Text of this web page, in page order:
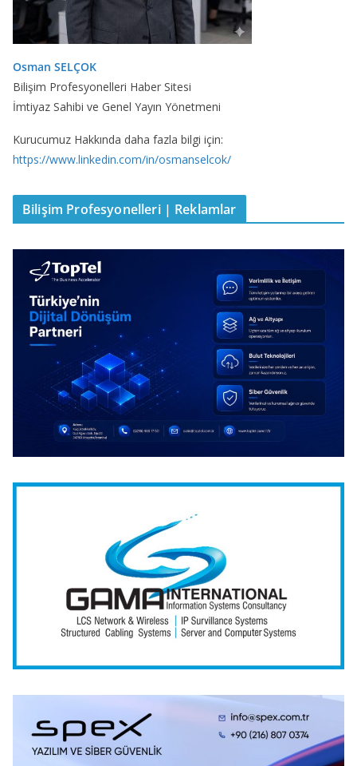
Osman SELÇOK
Bilişim Profesyonelleri Haber Sitesi
İmtiyaz Sahibi ve Genel Yayın Yönetmeni
Kurucumuz Hakkında daha fazla bilgi için:
https://www.linkedin.com/in/osmanselcok/
Bilişim Profesyonelleri | Reklamlar